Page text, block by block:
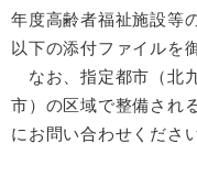
年度高齢者福祉施設等
以下の添付ファイルを
なお、指定都市（北
市）の区域で整備され
にお問い合わせください